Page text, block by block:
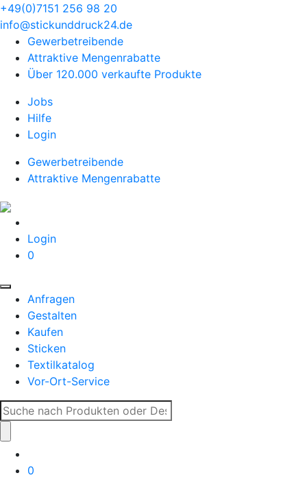
+49(0)7151 256 98 20‬
info@stickunddruck24.de
Gewerbetreibende
Attraktive Mengenrabatte
Über 120.000 verkaufte Produkte
Jobs
Hilfe
Login
Gewerbetreibende
Attraktive Mengenrabatte
Login
0
Anfragen
Gestalten
Kaufen
Sticken
Textilkatalog
Vor-Ort-Service
Suche
nach:
0